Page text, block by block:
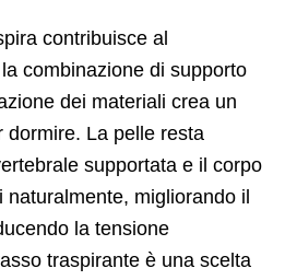
contribuisce al
combinazione di supporto
dei materiali crea un
dormire. La pelle resta
supportata e il corpo
migliorando il
la tensione
traspirante è una scelta